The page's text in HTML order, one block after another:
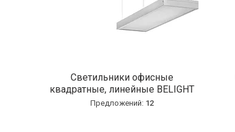
Светильники офисные
квадратные, линейные BELIGHT
12